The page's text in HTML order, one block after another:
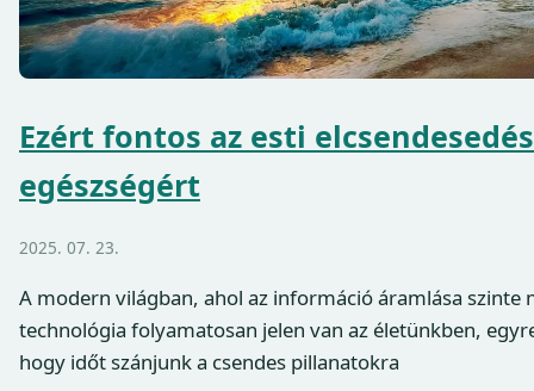
Ezért fontos az esti
egészségért
2025. 07. 23.
A modern világban, ahol az információ áramlása szinte
technológia folyamatosan jelen van az életünkben,
hogy időt szánjunk a csendes pillanatokra